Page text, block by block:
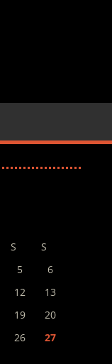
S
S
5
6
12
13
19
20
26
27